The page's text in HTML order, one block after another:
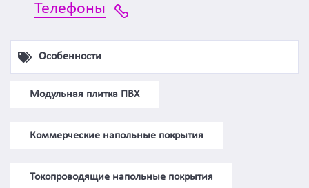
Телефоны
Особенности
Модульная плитка ПВХ
Коммерческие напольные покрытия
Токопроводящие напольные покрытия